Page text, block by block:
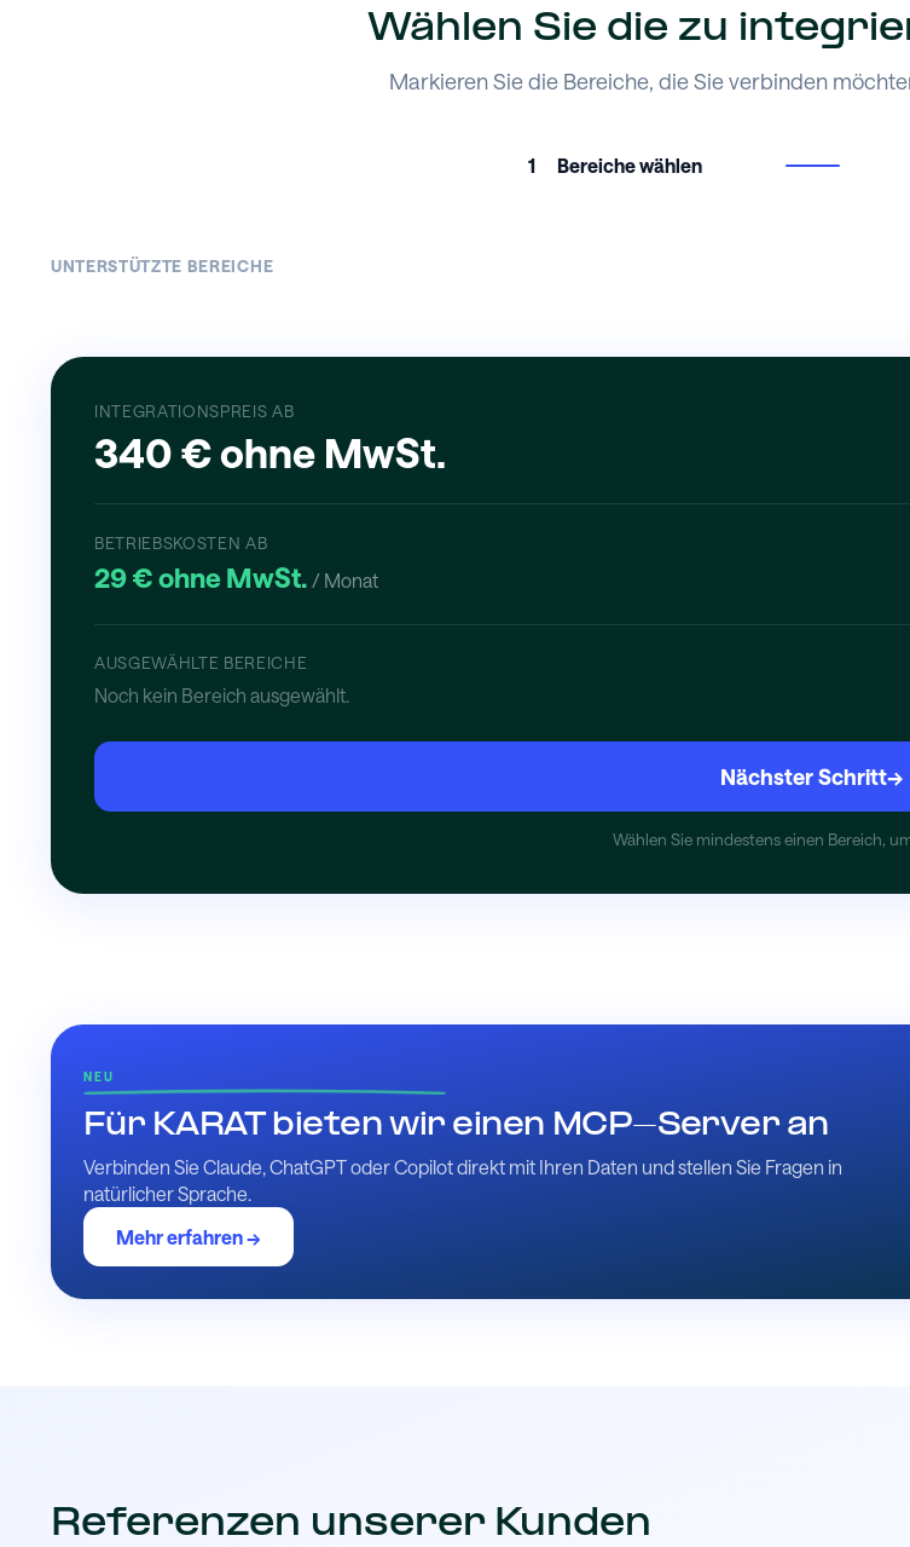
Wählen Sie die zu
Markieren Sie die Bereiche, die Sie verbinden
1 Bereiche wählen
UNTERSTÜTZTE BEREICHE
INTEGRATIONSPREIS AB
340 € ohne MwSt.
BETRIEBSKOSTEN AB
29 € ohne MwSt. / Monat
AUSGEWÄHLTE BEREICHE
Noch kein Bereich ausgewählt.
Nächster Schritt→
Wählen Sie mindestens einen Bereich,
NEU
Für KARAT bieten wir einen MCP-Server an
Verbinden Sie Claude, ChatGPT oder Copilot direkt mit Ihren Daten und stellen Sie Fragen in
natürlicher Sprache.
Mehr erfahren →
Referenzen unserer Kunden